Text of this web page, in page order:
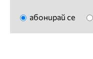
абонирай се